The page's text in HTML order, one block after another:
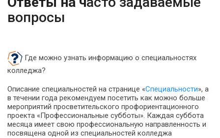
вопросы
Где можно узнать информацию о специальностях
колледжа?
Описание специальностей на странице «Специальности», а
в течении года рекомендуем посетить как можно больше
мероприятий просветительского профориентационного
проекта «Профессиональные субботы». Каждая суббота
месяца имеет свою профессиональную направленность и
посвящена одной из специальностей колледжа